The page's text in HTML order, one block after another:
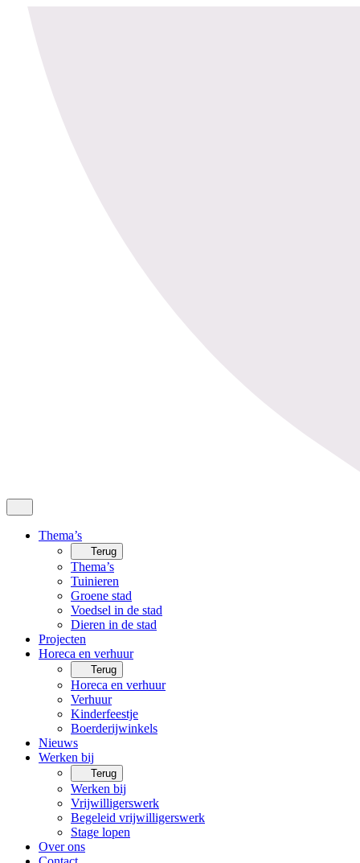
Thema’s
Terug
Thema’s
Tuinieren
Groene stad
Voedsel in de stad
Dieren in de stad
Projecten
Horeca en verhuur
Terug
Horeca en verhuur
Verhuur
Kinderfeestje
Boerderijwinkels
Nieuws
Werken bij
Terug
Werken bij
Vrijwilligerswerk
Begeleid vrijwilligerswerk
Stage lopen
Over ons